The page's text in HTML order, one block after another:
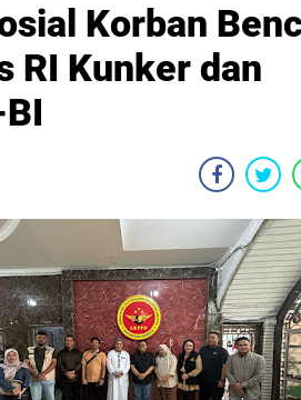
Korban
RI Kunker dan